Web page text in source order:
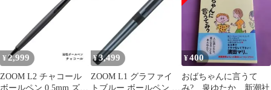
¥ 2,999
ZOOM L2 チャコール
ボールペン 0.5mm ズー
¥3,499
ZOOM L1 グラファイ
トブルー ボールペン ズ
¥400
おばちゃんに言うて
み? 泉ゆたか 新潮社